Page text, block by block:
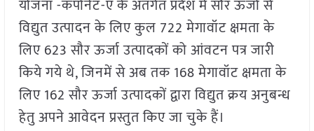
योजना -कंपोनेंट-ए के अंतर्गत प्रदेश में सौर ऊर्जा से
विद्युत उत्पादन के लिए कुल 722 मेगावॉट क्षमता के
लिए 623 सौर ऊर्जा उत्पादकों को आंवटन पत्र जारी
किये गये थे, जिनमें से अब तक 168 मेगावॉट क्षमता के
लिए 162 सौर ऊर्जा उत्पादकों द्वारा विद्युत क्रय अनुबन्ध
हेतु अपने आवेदन प्रस्तुत किए जा चुके हैं।